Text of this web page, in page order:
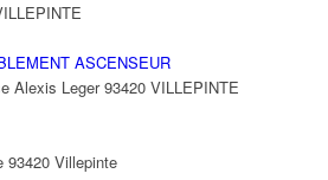
ASCENSEUR
Alexis Leger 93420 VILLEPINTE
93420 Villepinte